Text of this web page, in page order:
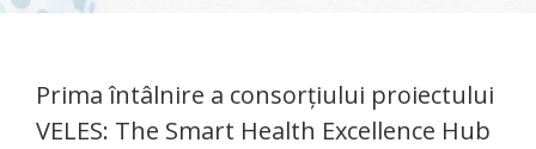
Prima întâlnire a consorțiului proiectului
VELES: The Smart Health Excellence Hub